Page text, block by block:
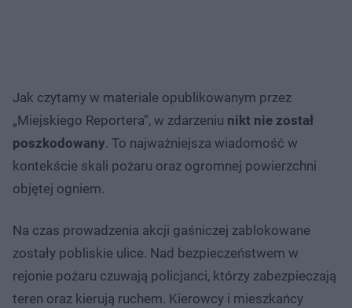
Jak czytamy w materiale opublikowanym przez
„Miejskiego Reportera”, w zdarzeniu nikt nie został
poszkodowany. To najważniejsza wiadomość w
kontekście skali pożaru oraz ogromnej powierzchni
objętej ogniem.
Na czas prowadzenia akcji gaśniczej zablokowane
zostały pobliskie ulice. Nad bezpieczeństwem w
rejonie pożaru czuwają policjanci, którzy zabezpieczają
teren oraz kierują ruchem. Kierowcy i mieszkańcy